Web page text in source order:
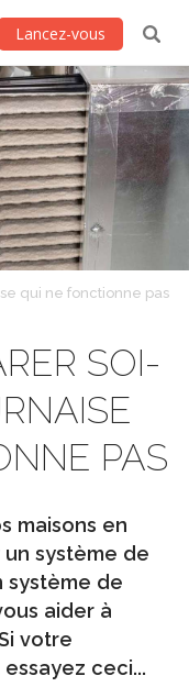
Lancez-vous
qui ne fonctionne pas
SOI-
PAS
maisons en
système de
système de
aider à
votre
ceci...